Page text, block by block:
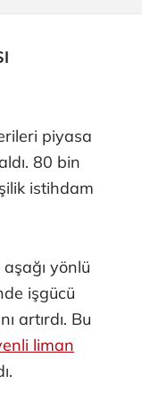
piyasa
80 bin
istihdam
yönlü
işgücü
artırdı. Bu
liman